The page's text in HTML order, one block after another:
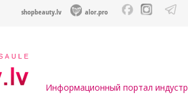
shopbeauty.lv alor.pro
Информационный портал